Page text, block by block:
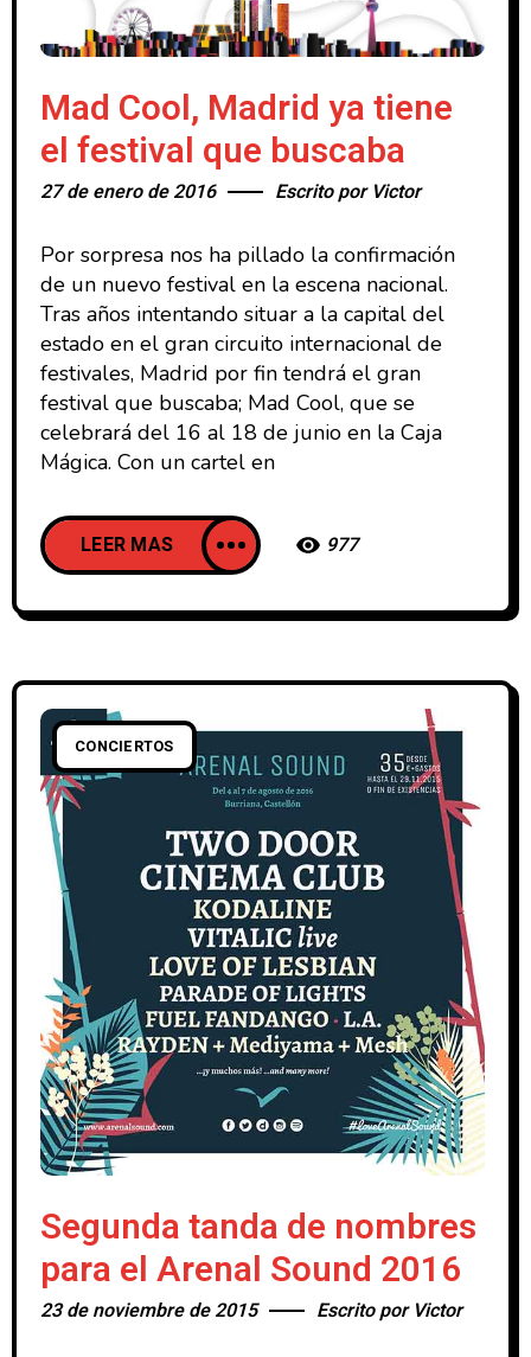
Mad Cool, Madrid ya tiene
el festival que buscaba
27 de enero de 2016 Escrito por Victor
Por sorpresa nos ha pillado la confirmación
de un nuevo festival en la escena nacional.
Tras años intentando situar a la capital del
estado en el gran circuito internacional de
festivales, Madrid por fin tendrá el gran
festival que buscaba; Mad Cool, que se
celebrará del 16 al 18 de junio en la Caja
Mágica. Con un cartel en
LEER MAS 977
CONCIERTOS
Segunda tanda de nombres
para el Arenal Sound 2016
23 de noviembre de 2015 Escrito por Victor